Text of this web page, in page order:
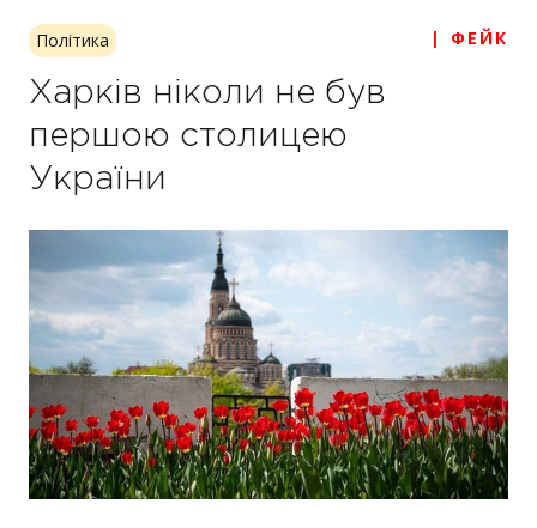
Політика | ФЕЙК
Харків ніколи не був
першою столицею
України